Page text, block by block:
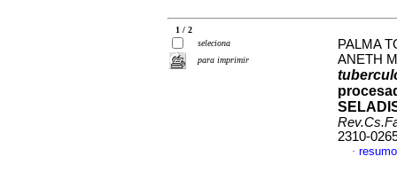
1 / 2
seleciona
para imprimir
PALMA
ANETH
2310-
·